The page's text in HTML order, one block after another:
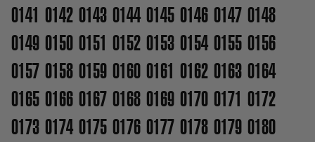
0141 0142 0143 0144 0145 0146 0147 0148
0149 0150 0151 0152 0153 0154 0155 0156
0157 0158 0159 0160 0161 0162 0163 0164
0165 0166 0167 0168 0169 0170 0171 0172
0173 0174 0175 0176 0177 0178 0179 0180